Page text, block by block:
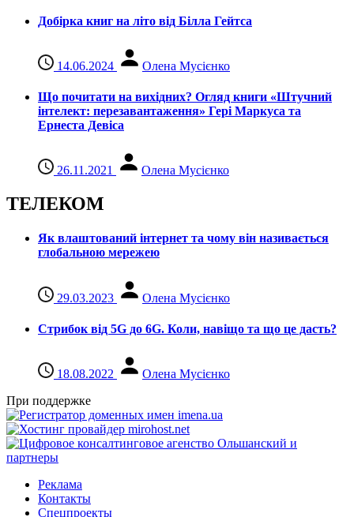
Добірка книг на літо від Білла Гейтса
14.06.2024 Олена Мусієнко
Що почитати на вихідних? Огляд книги «Штучний
інтелект: перезавантаження» Гері Маркуса та
Ернеста Девіса
26.11.2021 Олена Мусієнко
ТЕЛЕКОМ
Як влаштований інтернет та чому він називається
глобальною мережею
29.03.2023 Олена Мусієнко
Стрибок від 5G до 6G. Коли, навіщо та що це даcть?
18.08.2022
Олена Мусієнко
При поддержке
Реклама
Контакты
Спецпроекты